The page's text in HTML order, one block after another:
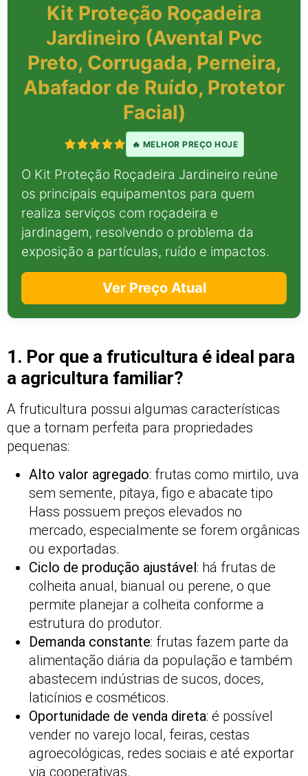
Kit Proteção Roçadeira
Jardineiro (Avental Pvc
Preto, Corrugada, Perneira,
Abafador de Ruído, Protetor
Facial)
🔥 MELHOR PREÇO HOJE
O Kit Proteção Roçadeira Jardineiro reúne
os principais equipamentos para quem
realiza serviços com roçadeira e
jardinagem, resolvendo o problema da
exposição a partículas, ruído e impactos.
Ver Preço Atual
1. Por que a fruticultura é ideal para
a agricultura familiar?
A fruticultura possui algumas características
que a tornam perfeita para propriedades
pequenas:
Alto valor agregado: frutas como mirtilo, uva
sem semente, pitaya, figo e abacate tipo
Hass possuem preços elevados no
mercado, especialmente se forem orgânicas
ou exportadas.
Ciclo de produção ajustável: há frutas de
colheita anual, bianual ou perene, o que
permite planejar a colheita conforme a
estrutura do produtor.
Demanda constante: frutas fazem parte da
alimentação diária da população e também
abastecem indústrias de sucos, doces,
laticínios e cosméticos.
Oportunidade de venda direta: é possível
vender no varejo local, feiras, cestas
agroecológicas, redes sociais e até exportar
via cooperativas.